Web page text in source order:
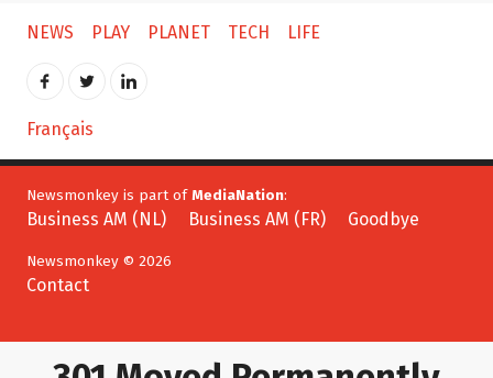
NEWS PLAY PLANET TECH LIFE
Français
Newsmonkey is part ofMediaNation:
Business AM (NL) Business AM (FR) Goodbye
Newsmonkey © 2026
Contact